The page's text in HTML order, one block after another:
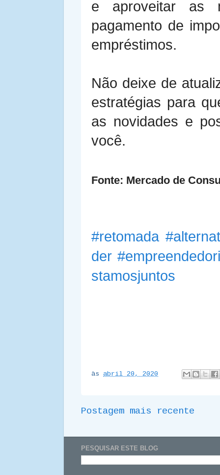
e aproveitar as
pagamento de
empréstimos.
Não deixe de
estratégias para
as novidades e
você.
Fonte: Mercado de
#retomada
der
stamosjuntos
às abril 20, 2020
Postagem mais recente
PESQUISAR ESTE BLOG